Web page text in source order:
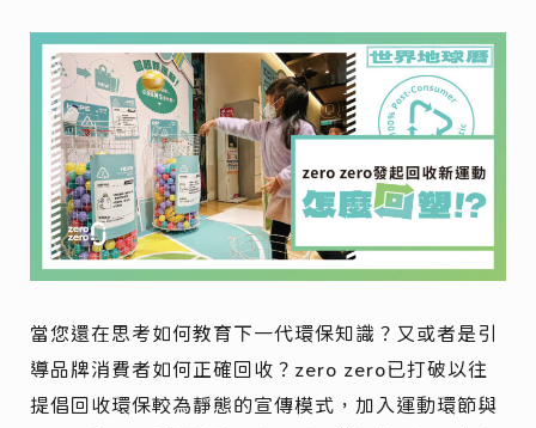
當您還在思考如何教育下一代環保知識？又或者是引
導品牌消費者如何正確回收？zero zero已打破以往
提倡回收環保較為靜態的宣傳模式，加入運動環節與